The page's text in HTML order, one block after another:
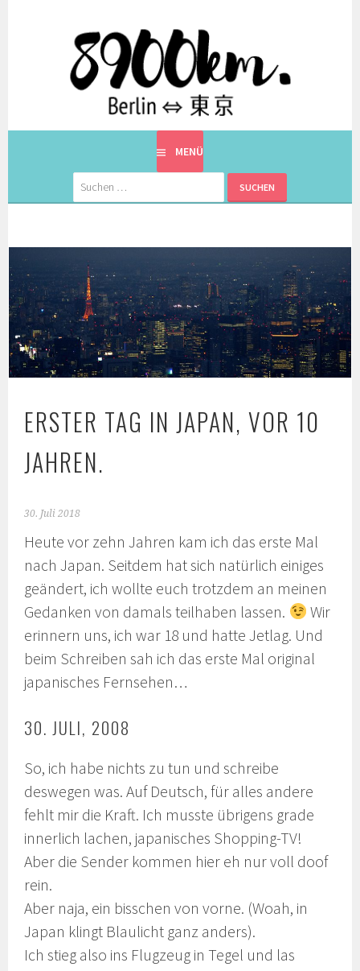
8900KM. BERLIN ⇔ 東京
EINE BERLINERIN IN JAPAN. MIT EINEM JAPANER.
MENÜ
Suchen
nach:
ERSTER TAG IN JAPAN, VOR 10
JAHREN.
30. Juli 2018
Heute vor zehn Jahren kam ich das erste Mal
nach Japan. Seitdem hat sich natürlich einiges
geändert, ich wollte euch trotzdem an meinen
Gedanken von damals teilhaben lassen.
Wir
erinnern uns, ich war 18 und hatte Jetlag. Und
beim Schreiben sah ich das erste Mal original
japanisches Fernsehen…
30. JULI, 2008
So, ich habe nichts zu tun und schreibe
deswegen was. Auf Deutsch, für alles andere
fehlt mir die Kraft. Ich musste übrigens grade
innerlich lachen, japanisches Shopping-TV!
Aber die Sender kommen hier eh nur voll doof
rein.
Aber naja, ein bisschen von vorne. (Woah, in
Japan klingt Blaulicht ganz anders).
Ich stieg also ins Flugzeug in Tegel und las